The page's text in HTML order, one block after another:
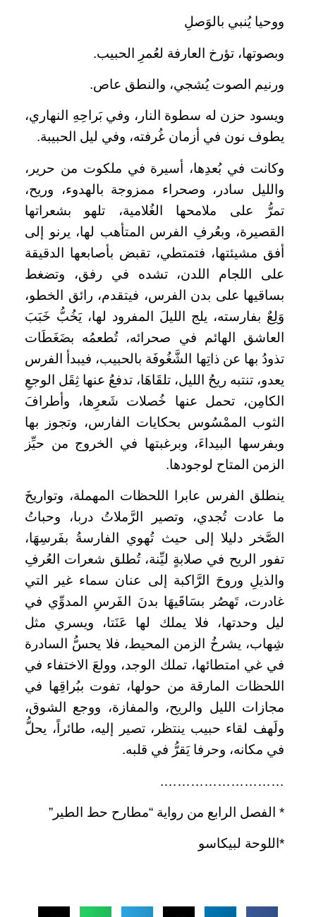
ووحيا يُنبي بالوَصلِ
وبصوتها، تؤرخ العارفة لعُمرِ الحبيب.
ورنيم الصوت يُشجي، والنطق عاص.
ويسود حزن له سطوة النار، وفي بَراحِهِ النهاري،
يطوف نون في أزمان غُرفته، وفي ليل الحبيبة.
وكانت في بُعدِها، أسيرة في ملكوت من حرير،
والليل سادر، وصحراء ممزوجة بالهدوء، وريح،
تمرُّ على ملامحها الغُلامية، تلهو بشعراتها
القصيرة، وبعُرفِ الفرس المتأهب لها، يرنو إلى
أفق مشيئتها، فتمتطي، تقبض بأصابعها الدقيقة
على اللجام اللدن، تشده في رفق، وتضغط
بساقيها على بدن الفرس، فيتقدم، رائق الخطو،
وَلِعٌ بفارسته، يلج الليلَ المفرود لها، يَخُبُّ خَبَبَ
العاشق الهائم في صحرائه، تُطعمُه بضَغَطَات
تذودُ بها عن ذاتِها الشَّغُوفَة بالحبيب، فيبدأ الفرس
يعدو، تنتبه ريحُ الليل، تلقَاهَا، تدفعُ عنها ثِقَل الوجعِ
الكامِن، تحمل عنها خُصلات شَعرِها، وأطرافَ
الثوب الممْسُوس بحكايات الفارس، وتجوز بها
وبفرسها البيداءَ، وبرغبتها في الخروج من حيِّز
الزمن المتاح لوجودها.
ينطلق الفرس عابرا اللحظات المهملة، وتواريخَ
ما عادت تُجدي، وتصير الرَّملاتُ دربا، وحباتُ
الصَّخر دليلا إلى حيث تُهوي الفارسةُ بفَرسِهَا،
تفور الريح في صلابةٍ ليِّنة، تُطلق شعرات العُرفِ
والذيلِ وروحَ الرَّاكبة إلى عنان سماء غير التي
غادرت، تَهصُر بسَاقَيهَا بدنَ الفَرسِ المدوِّي في
ليل وحدتها، فلا يملك لها عَنَتا، ويسري مثل
شِهاب، يشرخُ الزمن المحيط، فلا يحسُّ السادرة
في غي امتطائها، تملك الوجد، وولعَ الاختفاء في
اللحظات المارقة من حولها، تفوت ببُراقِها في
مجازات الليل والريح، والمفازة، ووجع الشوق،
ولَهف لقاء حبيب ينتظر، تصير إليه، طائراً، يحلُّ
في مكانه، وحرفا يَقرُّ في قلبه.
……………………….
* الفصل الرابع من رواية “مطارح حط الطير”
*اللوحة لبيكاسو